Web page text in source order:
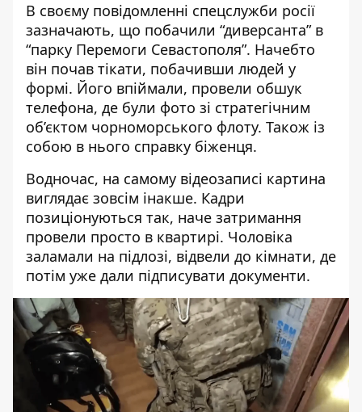
В своєму повідомленні спецслужби росії
зазначають, що побачили “диверсанта” в
“парку Перемоги Севастополя”. Начебто
він почав тікати, побачивши людей у
формі. Його впіймали, провели обшук
телефона, де були фото зі стратегічним
об’єктом чорноморського флоту. Також із
собою в нього справку біженця.
Водночас, на самому відеозаписі картина
виглядає зовсім інакше. Кадри
позиціонуються так, наче затримання
провели просто в квартирі. Чоловіка
заламали на підлозі, відвели до кімнати, де
потім уже дали підписувати документи.